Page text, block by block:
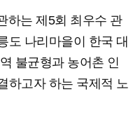
하는 제5회 최우수 관
도 나리마을이 한국 대
불균형과 농어촌 인
하고자 하는 국제적 노